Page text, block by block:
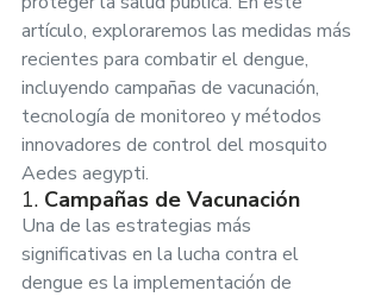
artículo, exploraremos las medidas más
recientes para combatir el dengue,
incluyendo campañas de vacunación,
tecnología de monitoreo y métodos
innovadores de control del mosquito
Aedes aegypti.
1. Campañas de Vacunación
Una de las estrategias más
significativas en la lucha contra el
dengue es la implementación de